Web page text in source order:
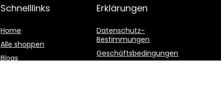
Schnelllinks
Home
Alle shoppen
Blogs
Erklärungen
Datenschutz-
Bestimmungen
Geschäftsbedingungen